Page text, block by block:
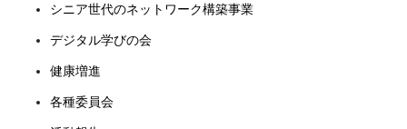
シニア世代のネットワーク構築事業
デジタル学びの会
健康増進
各種委員会